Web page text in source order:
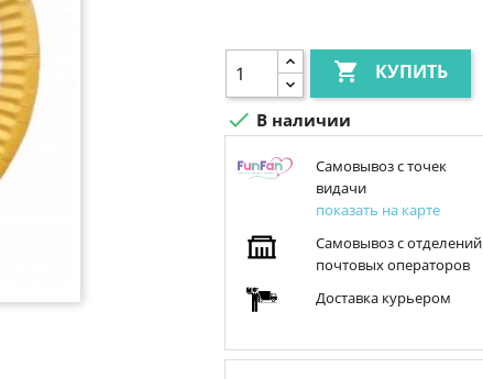
 КУПИТЬ
 В наличии
Самовывоз с точек
видачи
показать на карте
Самовывоз с отделений
почтовых операторов
Доставка курьером